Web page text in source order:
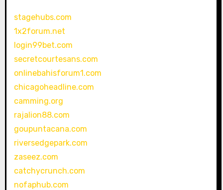
stagehubs.com
1x2forum.net
login99bet.com
secretcourtesans.com
onlinebahisforum1.com
chicagoheadline.com
camming.org
rajalion88.com
goupuntacana.com
riversedgepark.com
zaseez.com
catchycrunch.com
nofaphub.com